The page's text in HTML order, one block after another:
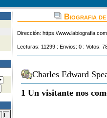
I
Biografia
Dirección: https://
Lecturas: 11299 : Envios: 0 : Votos:
Charles Edward
1 Un visitante nos